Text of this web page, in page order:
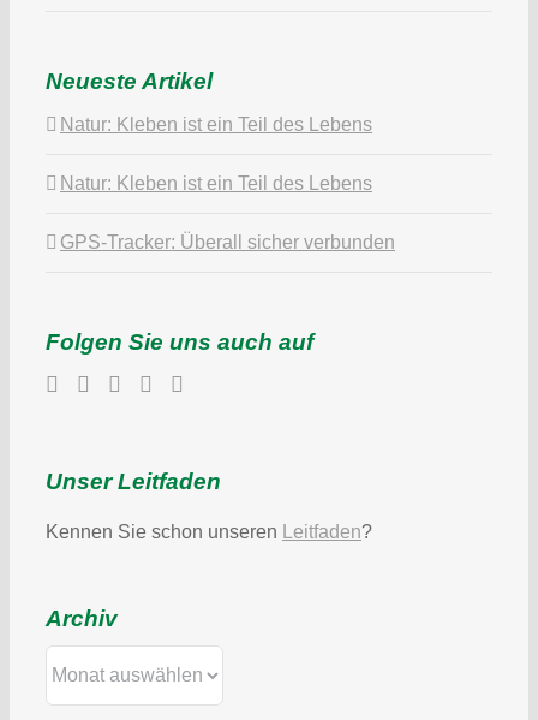
Neueste Artikel
Natur: Kleben ist ein Teil des Lebens
Natur: Kleben ist ein Teil des Lebens
GPS-Tracker: Überall sicher verbunden
Folgen Sie uns auch auf
Unser Leitfaden
Kennen Sie schon unseren Leitfaden?
Archiv